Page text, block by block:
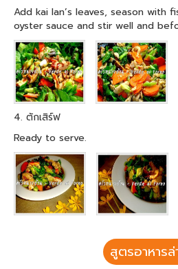
Add kai lan’s leaves, season with
oyster sauce and stir well and
4. ตักเสิร์ฟ
Ready to serve.
สูตรอาหาร